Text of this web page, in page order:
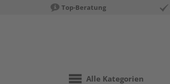
Top-Beratung
Alle Kategorien